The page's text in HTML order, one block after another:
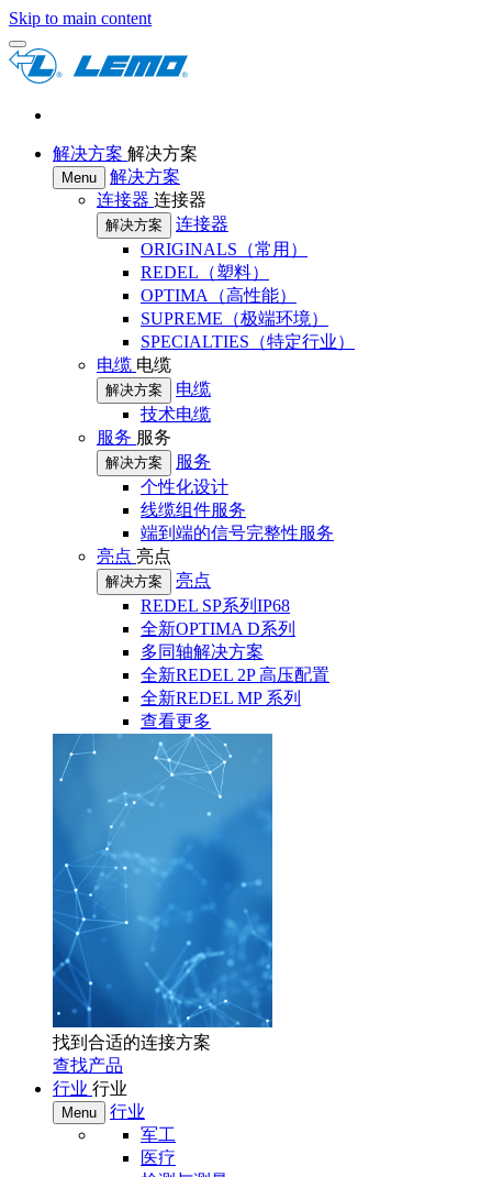
Skip to main content
解决方案 解决方案
Menu
解决方案
连接器 连接器
解决方案
连接器
ORIGINALS（常用）
REDEL（塑料）
OPTIMA（高性能）
SUPREME（极端环境）
SPECIALTIES（特定行业）
电缆 电缆
解决方案
电缆
技术电缆
服务 服务
解决方案
服务
个性化设计
线缆组件服务
端到端的信号完整性服务
亮点 亮点
解决方案
亮点
REDEL SP系列IP68
全新OPTIMA D系列
多同轴解决方案
全新REDEL 2P 高压配置
全新REDEL MP 系列
查看更多
找到合适的连接方案
查找产品
行业 行业
Menu
行业
军工
医疗